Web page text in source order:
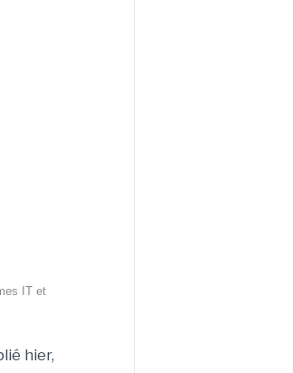
IT et
hier,